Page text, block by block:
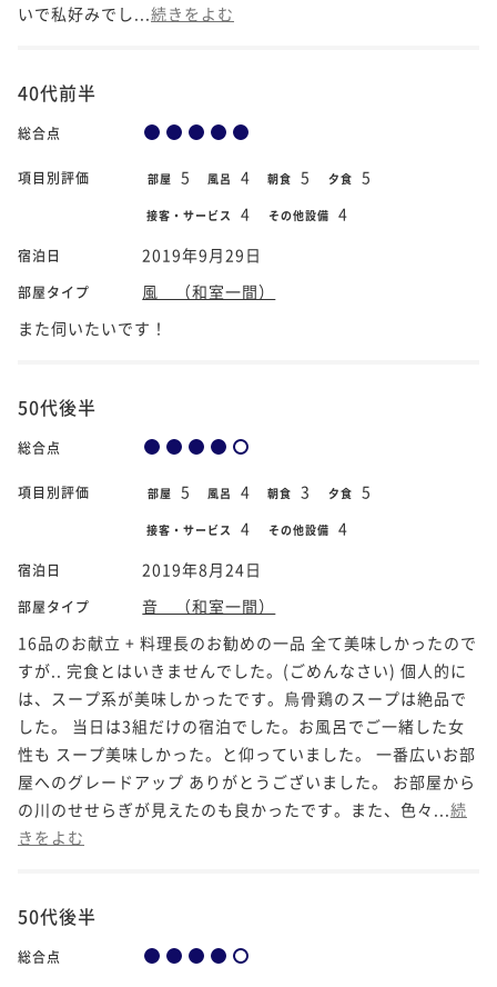
いで私好みでし... 続きをよむ
40代前半
総合点
項目別評価 部屋 5 風呂 4 朝食 5 夕食 5
接客・サービス 4 その他設備 4
宿泊日 2019年9月29日
部屋タイプ
風 （和室一間）
また伺いたいです！
50代後半
総合点
項目別評価 部屋 5 風呂 4 朝食 3 夕食 5
接客・サービス 4 その他設備 4
宿泊日 2019年8月24日
部屋タイプ
音 （和室一間）
16品のお献立 + 料理長のお勧めの一品 全て美味しかったので
すが.. 完食とはいきませんでした。(ごめんなさい) 個人的に
は、スープ系が美味しかったです。烏骨鶏のスープは絶品で
した。 当日は3組だけの宿泊でした。お風呂でご一緒した女
性も スープ美味しかった。と仰っていました。 一番広いお部
屋へのグレードアップ ありがとうございました。 お部屋から
の川のせせらぎが見えたのも良かったです。また、色々... 続
きをよむ
50代後半
総合点